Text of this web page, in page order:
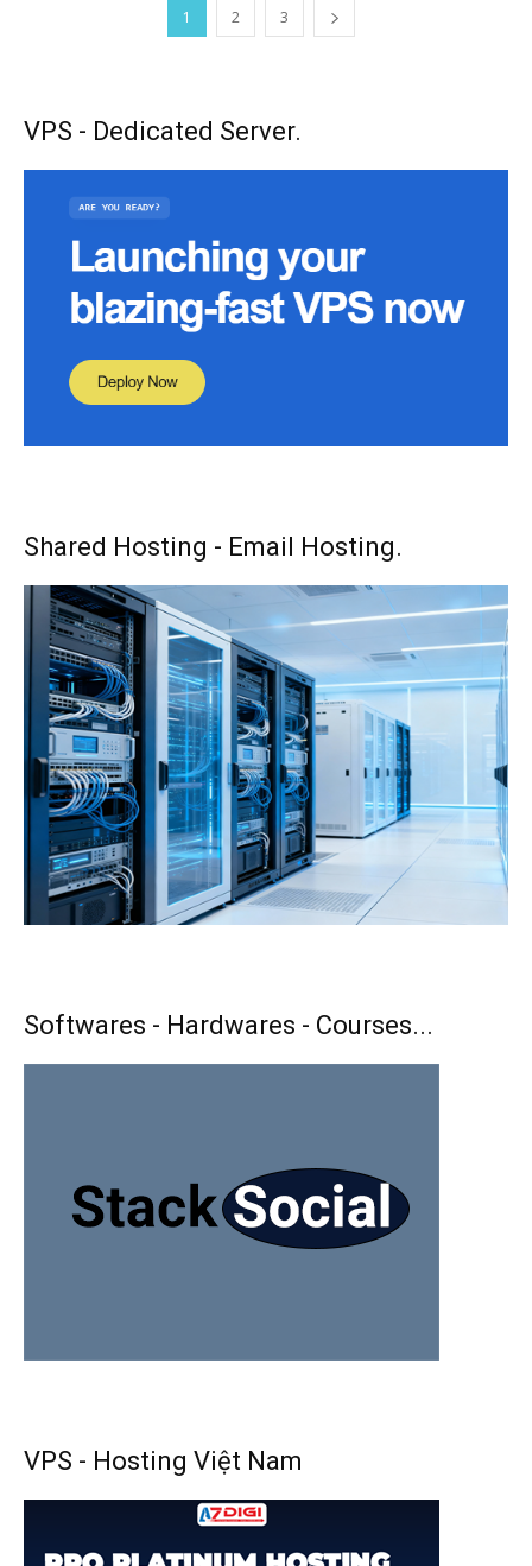
1 2 3
VPS - Dedicated Server.
Shared Hosting - Email Hosting.
Softwares - Hardwares - Courses...
VPS - Hosting Việt Nam